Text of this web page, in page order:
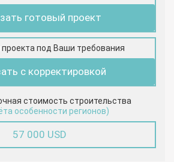
готовый проект
под Ваши требования
с корректировкой
стоимость строительства
особенности регионов)
57 000 USD